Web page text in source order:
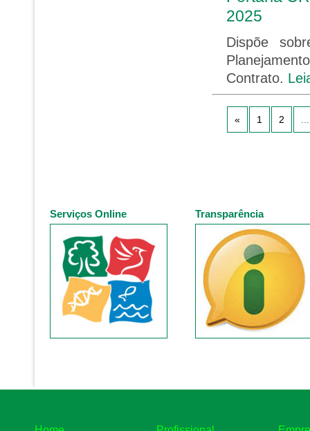
2025
Dispõe
Contrato.
« 1 2
Serviços Online Transparência